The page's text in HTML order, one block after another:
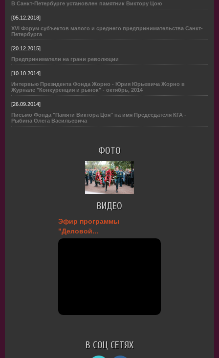
В Санкт-Петербурге установлен памятник Виктору Цою
[05.12.2018]
XVI Форум субъектов малого и среднего предпринимательства Санкт-
Петербурга
[20.12.2015]
Предприниматели на грани революции
[10.10.2014]
Интервью Президента Фонда Жорно - Юрия Юрьевича Жорно в
Журнале "Конкуренция и рынок" - октябрь, 2014
[26.09.2014]
Письмо Фонда "Памяти Виктора Цоя" на имя Председателя КГА -
Рыбина Олега Васильевича
ФОТО
ВИДЕО
Эфир программы
"Деловой...
В СОЦ СЕТЯХ